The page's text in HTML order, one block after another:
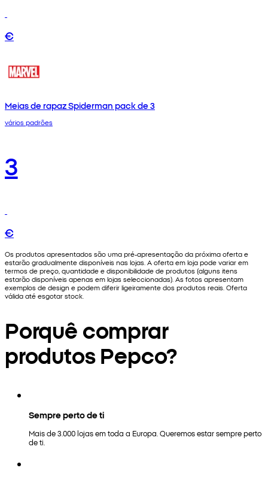
€
Meias de rapaz Spiderman pack de 3
vários padrões
3
€
Os produtos apresentados são uma pré-apresentação da próxima oferta e
estarão gradualmente disponíveis nas lojas. A oferta em loja pode variar em
termos de preço, quantidade e disponibilidade de produtos (alguns itens
estarão disponíveis apenas em lojas seleccionadas). As fotos apresentam
exemplos de design e podem diferir ligeiramente dos produtos reais. Oferta
válida até esgotar stock.
Porquê comprar
produtos Pepco?
Sempre perto de ti
Mais de 3.000 lojas em toda a Europa. Queremos estar sempre perto
de ti.